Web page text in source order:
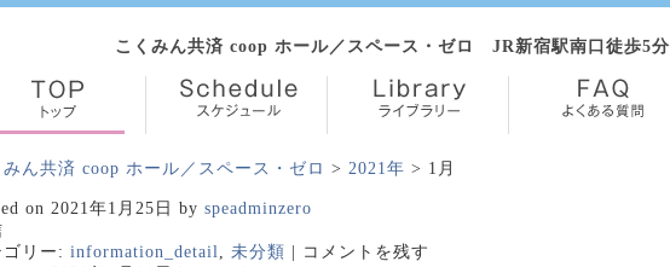
こくみん共済 coop ホール／スペース・ゼロ JR新宿駅南口徒歩5分
ん共済 coop ホール／スペース・ゼロ > 2021年 > 1月
on 2021年1月25日 by speadminzero
リー: information_detail, 未分類
コメントを残す